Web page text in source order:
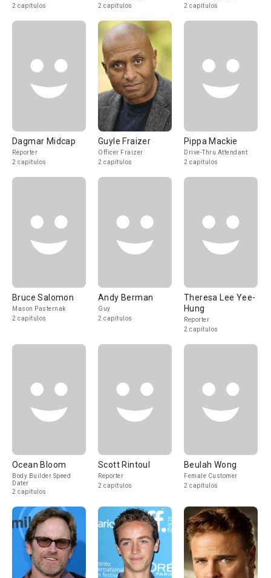
2 capítulos
2 capítulos
2 capítulos
Dagmar Midcap
Reporter
2 capítulos
Guyle Fraizer
Officer Fraizer
2 capítulos
Pippa Mackie
Drive-Thru Attendant
2 capítulos
Bruce Salomon
Mason Pasternak
2 capítulos
Andy Berman
Guy
2 capítulos
Theresa Lee Yee-
Hung
Reporter
2 capítulos
Ocean Bloom
Body Builder Speed
Dater
2 capítulos
Scott Rintoul
Reporter
2 capítulos
Beulah Wong
Female Customer
2 capítulos